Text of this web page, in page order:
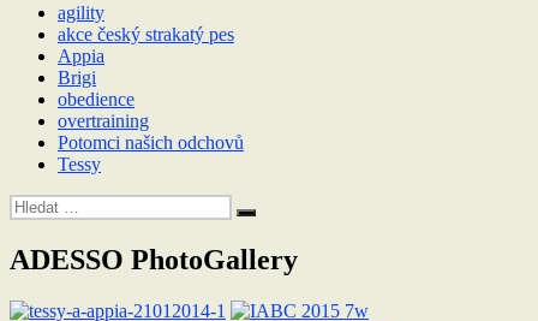
agility
akce český strakatý pes
Appia
Brigi
obedience
overtraining
Potomci našich odchovů
Tessy
Hledat:
Hledání
ADESSO PhotoGallery